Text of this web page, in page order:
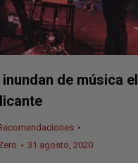
de música el
31 agosto, 2020